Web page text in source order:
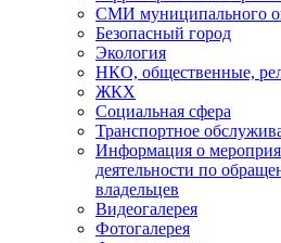
СМИ муниципального
Безопасный город
Экология
НКО, общественные,
ЖКХ
Социальная сфера
Транспортное
Информация о
деятельности по
владельцев
Видеогалерея
Фотогалерея